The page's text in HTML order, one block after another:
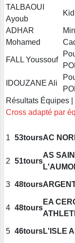
TALBAOUI
Ayoub
ADHAR
Mohamed
FALL Youssouf
IDOUZANE Ali
Résultats Équipes |
Cross adapté par
1 53toursAC
2 51tours
AS
3 48tours
4 48tours
EA
5 46toursL'ISLE